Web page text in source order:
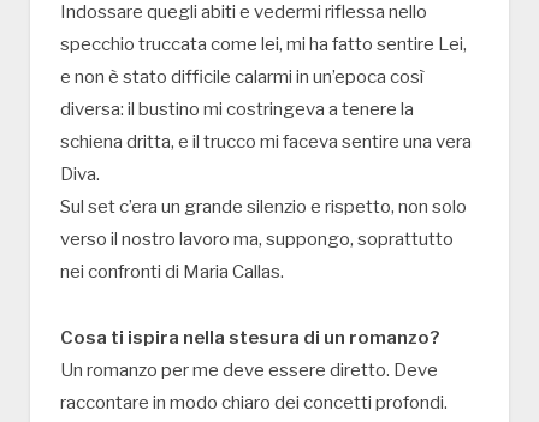
Indossare quegli abiti e vedermi riflessa nello
specchio truccata come lei, mi ha fatto sentire Lei,
e non è stato difficile calarmi in un’epoca così
diversa: il bustino mi costringeva a tenere la
schiena dritta, e il trucco mi faceva sentire una vera
Diva.
Sul set c’era un grande silenzio e rispetto, non solo
verso il nostro lavoro ma, suppongo, soprattutto
nei confronti di Maria Callas.
Cosa ti ispira nella stesura di un romanzo?
Un romanzo per me deve essere diretto. Deve
raccontare in modo chiaro dei concetti profondi.